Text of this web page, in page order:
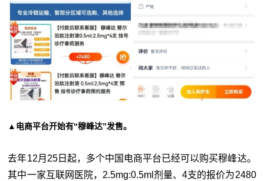
▲电商平台开始有“穆峰达”发售。
去年12月25日起，多个中国电商平台已经可以购买穆峰达。
其中一家互联网医院，2.5mg:0.5ml剂量、4支的报价为2480